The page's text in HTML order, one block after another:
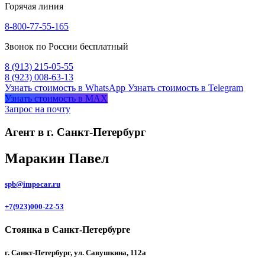
Горячая линия
8-800-77-55-165
Звонок по России бесплатный
8 (913) 215-05-55
8 (923) 008-63-13
Узнать стоимость в WhatsApp Узнать стоимость в Telegram
Узнать стоимость в MAX
Запрос на почту
Агент в г. Санкт-Петербург
Маракин Павел
spb@impocar.ru
+7(923)000-22-53
Стоянка в Санкт-Петербурге
г. Санкт-Петербург, ул. Савушкина, 112а